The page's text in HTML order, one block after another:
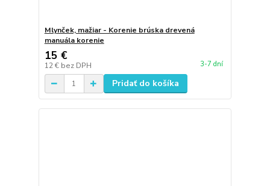
Mlynček, mažiar - Korenie brúska drevená
manuála korenie
15 €
12 € bez DPH 3-7 dní
Pridať do košíka